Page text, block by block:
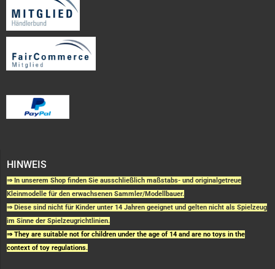
HINWEIS
⇒ In unserem Shop finden Sie ausschließlich maßstabs- und originalgetreue
Kleinmodelle für den erwachsenen Sammler/Modellbauer.
⇒ Diese sind nicht für Kinder unter 14 Jahren geeignet und gelten nicht als Spielzeug
im Sinne der Spielzeugrichtlinien.
⇒ They are suitable not for children under the age of 14 and are no toys in the
context of toy regulations.